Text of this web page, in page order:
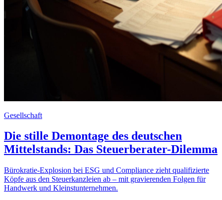
Gesellschaft
Die stille Demontage des deutschen
Mittelstands: Das Steuerberater-Dilemma
Bürokratie-Explosion bei ESG und Compliance zieht qualifizierte
Köpfe aus den Steuerkanzleien ab – mit gravierenden Folgen für
Handwerk und Kleinstunternehmen.